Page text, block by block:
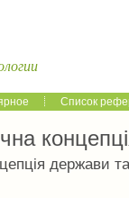
Список
держави